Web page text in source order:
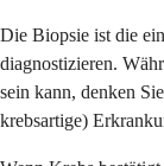
Die Biopsie ist die
diagnostizieren.
sein kann, denken
krebsartige)